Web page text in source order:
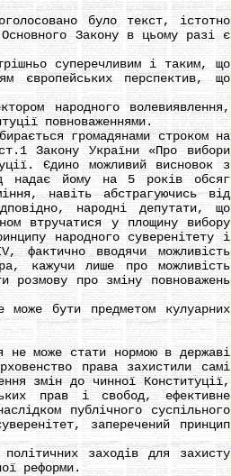
було текст, істотно
Закону в цьому разі є
суперечливим і таким, що
європейських перспектив, що
народного волевиявлення,
повноваженнями.
громадянами строком на
Закону України «Про вибори
Єдино можливий висновок з
надає йому на 5 років обсяг
навіть абстрагуючись від
народні депутати, що
втручатися у площину вибору
народного суверенітету і
фактично вводячи можливість
кажучи лише про можливість
розмову про зміну повноважень
бути предметом кулуарних
може стати нормою в державі
права захистили самі
змін до чинної Конституції,
прав і свобод, ефективне
публічного суспільного
заперечений принцип
заходів для захисту
реформи.